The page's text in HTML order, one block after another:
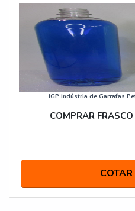
IGP Indústria de Garrafas
COMPRAR